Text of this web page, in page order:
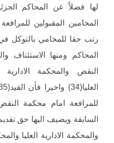
المحامين المقبولين
رتب حقا للمحامي بالتوكل
المحاكم ومنها الاستئناف
النقض والمحكمة الادارية
للمرافعة امام محكمة
السابقة ويضيف اليها حق
والمحكمة الادارية العليا